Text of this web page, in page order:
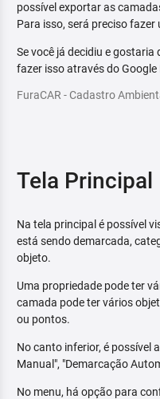
possível exportar as
Para isso, será preciso fazer
Se você já decidiu e gostaria
fazer isso através do Google
FuraCAR - Cadastro
Tela Principal
Na tela principal é possível
está sendo demarcada,
objeto.
Uma propriedade pode ter
camada pode ter vários
ou pontos.
No canto inferior, é possível
Manual", "Demarcação
No menu, há opção para